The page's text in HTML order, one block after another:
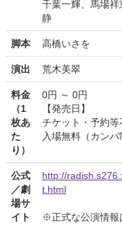
千葉一輝、馬場
静
脚本 高橋いさを
演出 荒木美翠
料金
（1
枚あ
た
り）
0円 ～ 0円
【発売日】
チケット・予約等
入場無料（カンパ
公式
／劇
場サ
イト
http://
t.html
※正式な公演情報